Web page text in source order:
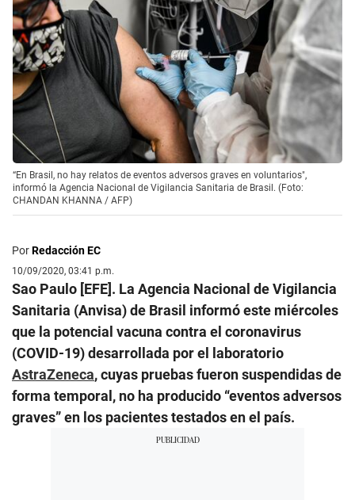
“En Brasil, no hay relatos de eventos adversos graves en voluntarios",
informó la Agencia Nacional de Vigilancia Sanitaria de Brasil. (Foto:
CHANDAN KHANNA / AFP)
PorRedacción EC
10/09/2020, 03:41 p.m.
Sao Paulo [EFE]. La Agencia Nacional de Vigilancia
Sanitaria (Anvisa) de Brasil informó este miércoles
que la potencial vacuna contra el coronavirus
(COVID-19) desarrollada por el laboratorio
AstraZeneca, cuyas pruebas fueron suspendidas de
forma temporal, no ha producido “eventos adversos
graves” en los pacientes testados en el país.